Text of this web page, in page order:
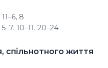
8
10–11. 20–24
спільнотного життя